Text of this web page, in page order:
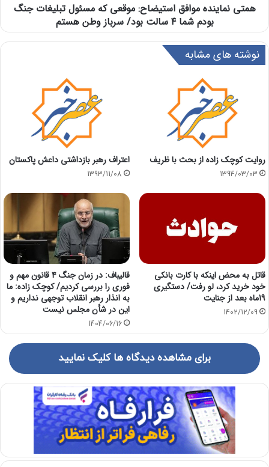
همتی نماینده موافق استیضاح: موقعی که مسئول تبلیغات جنگ
بودم شما ۴ سالت بود/ سرباز وطن هستم
نوشته های مشابه
روایت کوچک زاده از بحث با ظریف
1394/03/03
اعتراف رهبر بازداشتی داعش پاکستان
1393/11/08
قاتل به محض اینکه با کارت بانکی
خود خرید کرد، لو رفت/ دستگیری
19ماه بعد از جنایت
1402/12/09
قالیباف: در زمان جنگ ۴ قانون مهم و
فوری را بررسی کردیم/ کوچک زاده: ما
به انذار رهبر انقلاب توجهی نداریم و
این در شأن مجلس نیست
1404/06/16
برای مشاهده دیدگاه ها کلیک نمایید